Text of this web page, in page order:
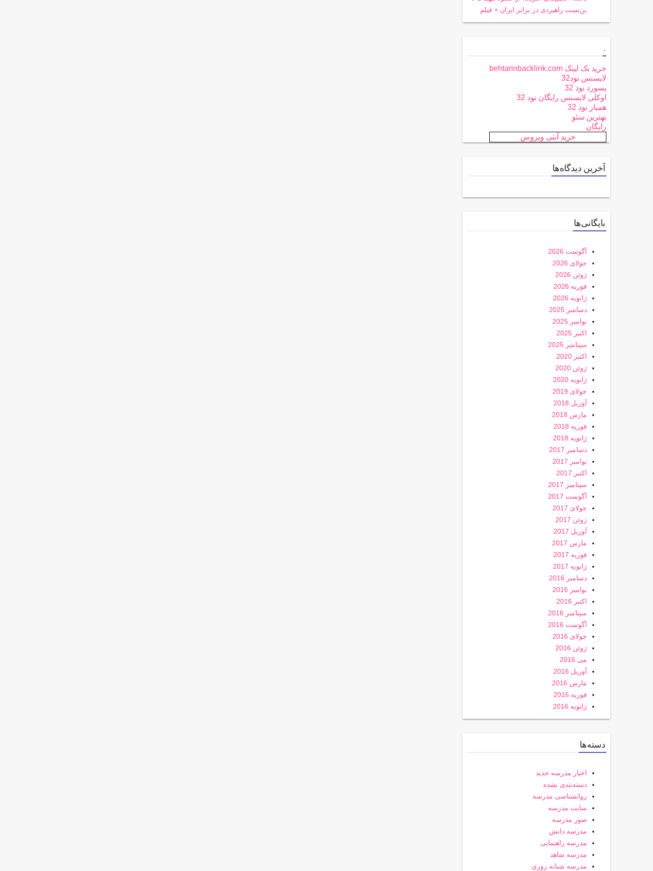
بن‌بست راهبردی در برابر ایران + فیلم
.
خرید بک لینک behtarinbacklink.com
لایسنس نود32
پسورد نود 32
اوکلی لایسنس رایگان نود 32
همیار نود 32
بهترین سئو
رایگان
خرید آنتی ویروس
آخرین دیدگاه‌ها
بایگانی‌ها
آگوست 2026
جولای 2026
ژوئن 2026
فوریه 2026
ژانویه 2026
دسامبر 2025
نوامبر 2025
اکتبر 2025
سپتامبر 2025
اکتبر 2020
ژوئن 2020
ژانویه 2020
جولای 2019
آوریل 2018
مارس 2018
فوریه 2018
ژانویه 2018
دسامبر 2017
نوامبر 2017
اکتبر 2017
سپتامبر 2017
آگوست 2017
جولای 2017
ژوئن 2017
آوریل 2017
مارس 2017
فوریه 2017
ژانویه 2017
دسامبر 2016
نوامبر 2016
اکتبر 2016
سپتامبر 2016
آگوست 2016
جولای 2016
ژوئن 2016
می 2016
آوریل 2016
مارس 2016
فوریه 2016
ژانویه 2016
دسته‌ها
اخبار مدرسه جدید
دسته‌بندی نشده
روانشناسی مدرسه
سایت مدرسه
صور مدرسه
مدرسه دانش
مدرسه راهنمایی
مدرسه شاهد
مدرسه شبانه روزی